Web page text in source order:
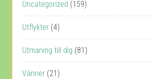
Uncategorized (159)
Utflykter (4)
Utmaning till dig (81)
Vänner (21)